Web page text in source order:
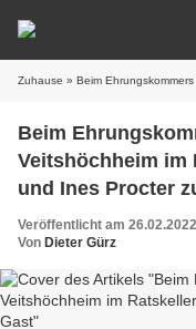
Zuhause » Beim Ehrungskommers der
Beim
Veitshöchheim im
und Ines Procter
Veröffentlicht am
Von Dieter Gürz